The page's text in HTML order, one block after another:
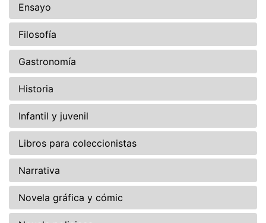
Ensayo
Filosofía
Gastronomía
Historia
Infantil y juvenil
Libros para coleccionistas
Narrativa
Novela gráfica y cómic